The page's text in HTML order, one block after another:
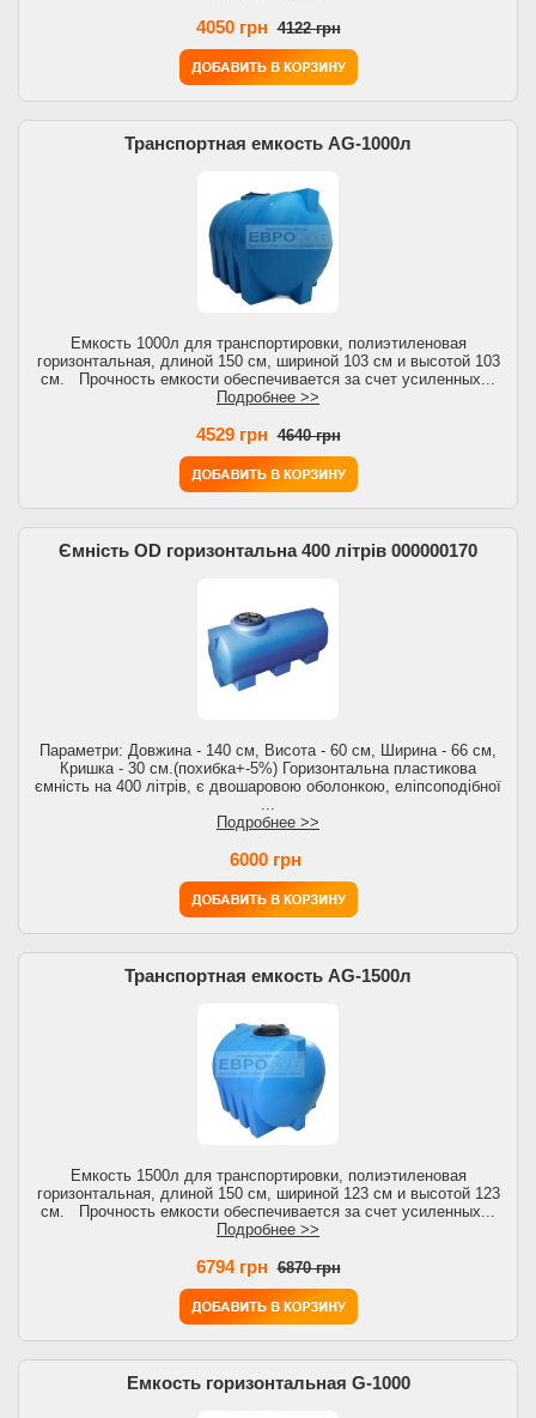
4050 грн 4122 грн
Транспортная емкость AG-1000л
Емкость 1000л для транспортировки, полиэтиленовая
горизонтальная, длиной 150 см, шириной 103 см и высотой 103
см. Прочность емкости обеспечивается за счет усиленных...
Подробнее >>
4529 грн 4640 грн
Ємність OD горизонтальна 400 літрів 000000170
Параметри: Довжина - 140 см, Висота - 60 см, Ширина - 66 см,
Кришка - 30 см.(похибка+-5%) Горизонтальна пластикова
ємність на 400 літрів, є двошаровою оболонкою, еліпсоподібної
...
Подробнее >>
6000 грн
Транспортная емкость AG-1500л
Емкость 1500л для транспортировки, полиэтиленовая
горизонтальная, длиной 150 см, шириной 123 см и высотой 123
см. Прочность емкости обеспечивается за счет усиленных...
Подробнее >>
6794 грн 6870 грн
Емкость горизонтальная G-1000